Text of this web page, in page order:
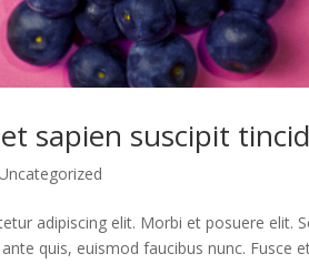
sapien suscipit
adipiscing elit. Morbi et posuere elit.
quis, euismod faucibus nunc. Fusce